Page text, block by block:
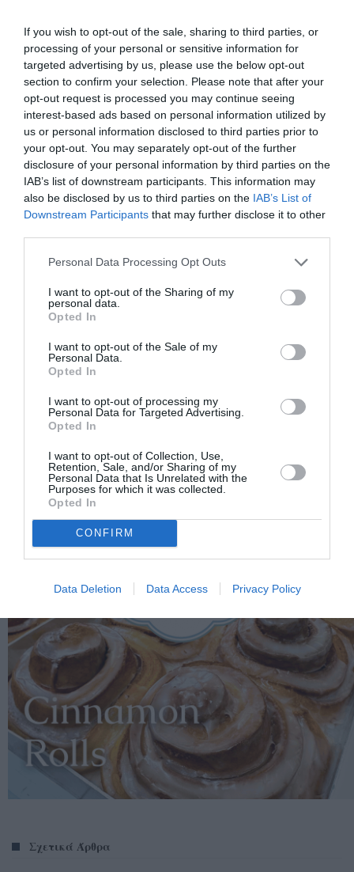
If you wish to opt-out of the sale, sharing to third parties, or
processing of your personal or sensitive information for
targeted advertising by us, please use the below opt-out
section to confirm your selection. Please note that after your
opt-out request is processed you may continue seeing
interest-based ads based on personal information utilized by
us or personal information disclosed to third parties prior to
your opt-out. You may separately opt-out of the further
disclosure of your personal information by third parties on the
IAB’s list of downstream participants. This information may
also be disclosed by us to third parties on the IAB’s List of
Downstream Participants that may further disclose it to other
Personal Data Processing Opt Outs
I want to opt-out of the Sharing of my
personal data.
Opted In
I want to opt-out of the Sale of my
Personal Data.
Opted In
I want to opt-out of processing my
Personal Data for Targeted Advertising.
Opted In
I want to opt-out of Collection, Use,
Retention, Sale, and/or Sharing of my
Personal Data that Is Unrelated with the
Purposes for which it was collected.
Opted In
CONFIRM
Data Deletion Data Access Privacy Policy
Facebook Twitter
Σχετικά Άρθρα